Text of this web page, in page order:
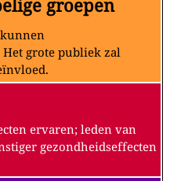
groepen
grote publiek zal
ervaren; leden van
gezondheidseffecten